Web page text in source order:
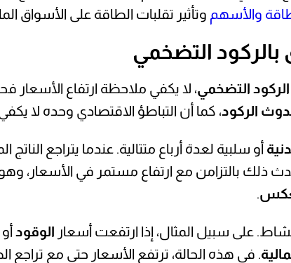
والأسهم وتأثير تقلبات الطاقة على الأسواق
التضخمي
التضخمي، لا يكفي ملاحظة ارتفاع
الركود، كما أن التباطؤ الاقتصادي وحده لا
أو سلبية لعدة أرباع متتالية. عندما يتراجع
ذلك بالتزامن مع ارتفاع مستمر في
.
على سبيل المثال، إذا ارتفعت أسعار الوقود
. في هذه الحالة، ترتفع الأسعار حتى مع